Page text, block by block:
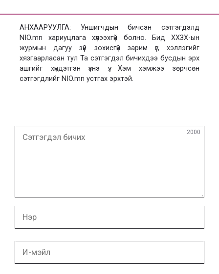
АНХААРУУЛГА: Уншигчдын бичсэн сэтгэгдэлд
NIO.mn хариуцлага хүлээхгүй болно. Бид ХХЗХ-ын
журмын дагуу зүй зохисгүй зарим үг, хэллэгийг
хязгаарласан тул Та сэтгэгдэл бичихдээ бусдын эрх
ашгийг хүндэтгэн үзнэ үү. Хэм хэмжээ зөрчсөн
сэтгэгдлийг NIO.mn устгах эрхтэй.
бичих
2000